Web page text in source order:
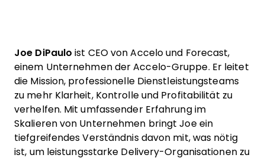
Joe DiPaulo ist CEO von Accelo und Forecast,
einem Unternehmen der Accelo-Gruppe. Er leitet
die Mission, professionelle Dienstleistungsteams
zu mehr Klarheit, Kontrolle und Profitabilität zu
verhelfen. Mit umfassender Erfahrung im
Skalieren von Unternehmen bringt Joe ein
tiefgreifendes Verständnis davon mit, was nötig
ist, um leistungsstarke Delivery-Organisationen zu